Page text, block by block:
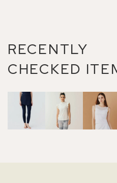
RECENTLY
CHECKED